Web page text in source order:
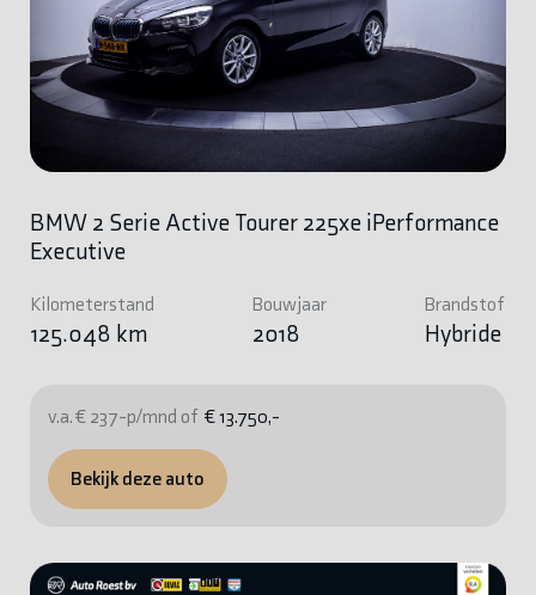
BMW 2 Serie Active Tourer 225xe iPerformance
Executive
Kilometerstand
125.048 km
Bouwjaar
2018
Brandstof
Hybride
v.a. € 237-p/mnd of € 13.750,-
Bekijk deze auto